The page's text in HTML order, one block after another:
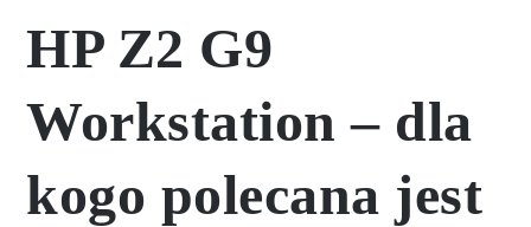
HP Z2 G9
Workstation – dla
kogo polecana jest